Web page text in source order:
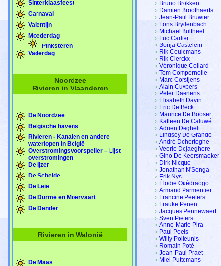
Sinterklaasfeest
Carnaval
Valentijn
Moederdag
Pinksteren
Vaderdag
Noordzee
Rivieren in Vlaanderen
De Noordzee
Belgische havens
Rivieren - Kanalen en andere
waterlopen in België
Overstromingsvoorspeller – Lijst
overstromingen
De Ijzer
De Schelde
De Leie
De Durme en Moervaart
De Dender
Rivieren in Walonië
De Maas
> Bruno Brokken
> Damien Broothaerts
> Jean-Paul Bruwier
> Fons Brydenbach
> Michaël Bultheel
> Luc Carlier
> Sonja Castelein
> Rik Ceulemans
> Rik Clerckx
> Véronique Collard
> Tom Compernolle
> Marc Corstjens
> Alain Cuypers
> Peter Daenens
> Elisabeth Davin
> Eric De Beck
> Maurice De Booser
> Katleen De Caluwé
> Adrien Deghelt
> Lindsey De Grande
> André Dehertoghe
> Veerle Dejaeghere
> Gino De Keersmaeker
> Dirk Nicque
> Jonathan N'Senga
> Erik Nys
> Élodie Ouédraogo
> Armand Parmentier
> Francine Peeters
> Frauke Penen
> Jacques Pennewaert
> Sven Pieters
> Anne-Marie Pira
> Paul Poels
> Willy Polleunis
> Romain Poté
> Jean-Paul Praet
> Miel Puttemans